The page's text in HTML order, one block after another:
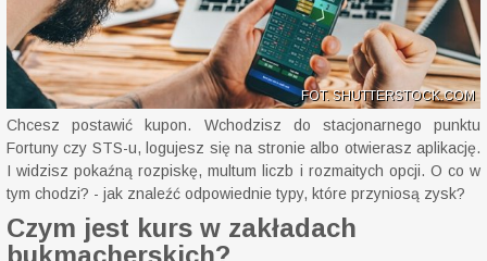
FOT. SHUTTERSTOCK.COM
Chcesz postawić kupon. Wchodzisz do stacjonarnego punktu
Fortuny czy STS-u, logujesz się na stronie albo otwierasz aplikację.
I widzisz pokaźną rozpiskę, multum liczb i rozmaitych opcji. O co w
tym chodzi? - jak znaleźć odpowiednie typy, które przyniosą zysk?
Czym jest kurs w zakładach
bukmacherskich?